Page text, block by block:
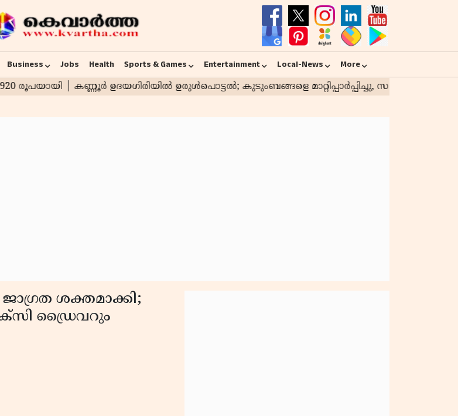
Business Jobs Health Sports & Games Entertainment Local-News More
ശക്തമാക്കി;
ഡ്രൈവറും